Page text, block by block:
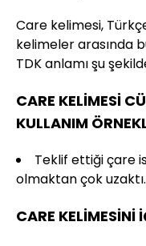
Care kelimesi,
kelimeler arasında
TDK anlamı şu
CARE KELİMESİ
KULLANIM
Teklif ettiği çare
olmaktan çok uzaktı.
CARE KELİMESİNİ